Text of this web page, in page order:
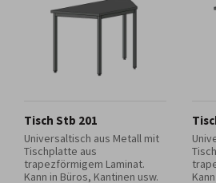
Tisch Stb 201
Universaltisch aus Metall mit
Tischplatte aus
trapezförmigem Laminat.
Kann in Büros, Kantinen usw.